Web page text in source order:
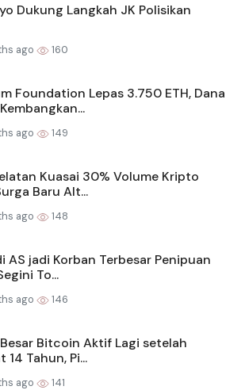
Dukung Langkah JK Polisikan
ago 160
Foundation Lepas 3.750 ETH, Dana
ago 149
Kuasai 30% Volume Kripto
Baru Alt...
ago 148
AS jadi Korban Terbesar Penipuan
To...
ago 146
Bitcoin Aktif Lagi setelah
14 Tahun, Pi...
ago 141